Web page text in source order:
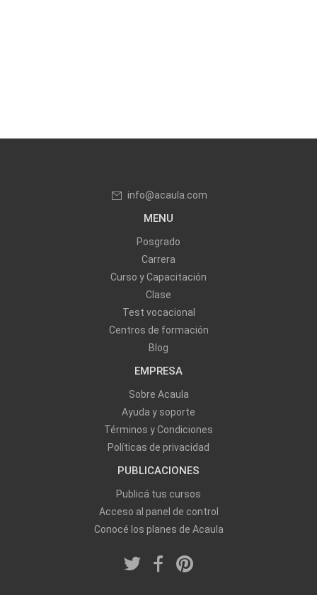
info@acaula.com
MENU
Posgrado
Carrera
Curso y Capacitación
Clase
Test vocacional
Centros de formación
Blog
EMPRESA
Sobre Acaula
Ayuda y soporte
Términos y Condiciones
Políticas de privacidad
PUBLICACIONES
Publicá tus cursos
Acceso al panel de control
Conocé los planes de Acaula